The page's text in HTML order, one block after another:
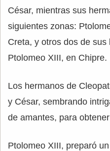
César, mientras sus
siguientes zonas:
Creta, y otros dos de
Ptolomeo XIII, en Chipre.
Los hermanos de
y César, sembrando
de amantes, para
Ptolomeo XIII, preparó